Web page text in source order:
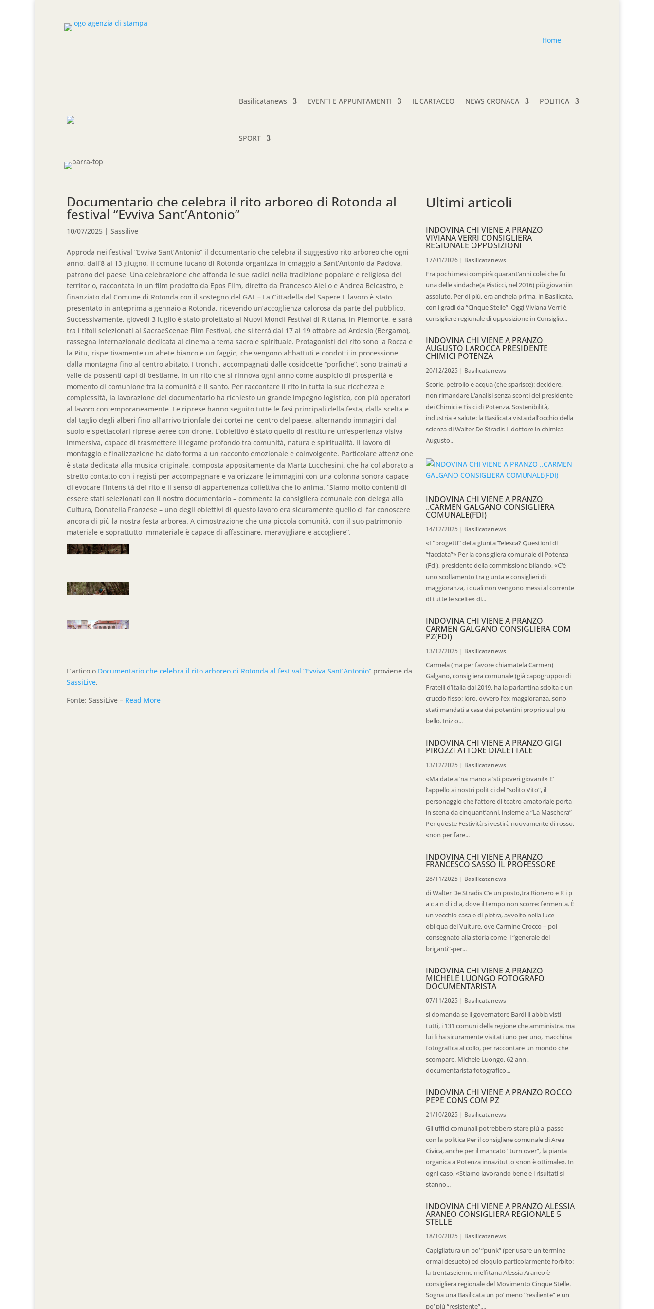
Home
Basilicatanews EVENTI E APPUNTAMENTI IL CARTACEO NEWS CRONACA POLITICA
SPORT
Documentario che celebra il rito arboreo di Rotonda al
festival “Evviva Sant’Antonio”
10/07/2025 | Sassilive
Approda nei festival “Evviva Sant’Antonio” il documentario che celebra il suggestivo rito arboreo che ogni
anno, dall’8 al 13 giugno, il comune lucano di Rotonda organizza in omaggio a Sant’Antonio da Padova,
patrono del paese. Una celebrazione che affonda le sue radici nella tradizione popolare e religiosa del
territorio, raccontata in un film prodotto da Epos Film, diretto da Francesco Aiello e Andrea Belcastro, e
finanziato dal Comune di Rotonda con il sostegno del GAL – La Cittadella del Sapere.Il lavoro è stato
presentato in anteprima a gennaio a Rotonda, ricevendo un’accoglienza calorosa da parte del pubblico.
Successivamente, giovedì 3 luglio è stato proiettato al Nuovi Mondi Festival di Rittana, in Piemonte, e sarà
tra i titoli selezionati al SacraeScenae Film Festival, che si terrà dal 17 al 19 ottobre ad Ardesio (Bergamo),
rassegna internazionale dedicata al cinema a tema sacro e spirituale. Protagonisti del rito sono la Rocca e
la Pitu, rispettivamente un abete bianco e un faggio, che vengono abbattuti e condotti in processione
dalla montagna fino al centro abitato. I tronchi, accompagnati dalle cosiddette “porfiche”, sono trainati a
valle da possenti capi di bestiame, in un rito che si rinnova ogni anno come auspicio di prosperità e
momento di comunione tra la comunità e il santo. Per raccontare il rito in tutta la sua ricchezza e
complessità, la lavorazione del documentario ha richiesto un grande impegno logistico, con più operatori
al lavoro contemporaneamente. Le riprese hanno seguito tutte le fasi principali della festa, dalla scelta e
dal taglio degli alberi fino all’arrivo trionfale dei cortei nel centro del paese, alternando immagini dal
suolo e spettacolari riprese aeree con drone. L’obiettivo è stato quello di restituire un’esperienza visiva
immersiva, capace di trasmettere il legame profondo tra comunità, natura e spiritualità. Il lavoro di
montaggio e finalizzazione ha dato forma a un racconto emozionale e coinvolgente. Particolare attenzione
è stata dedicata alla musica originale, composta appositamente da Marta Lucchesini, che ha collaborato a
stretto contatto con i registi per accompagnare e valorizzare le immagini con una colonna sonora capace
di evocare l’intensità del rito e il senso di appartenenza collettiva che lo anima. “Siamo molto contenti di
essere stati selezionati con il nostro documentario – commenta la consigliera comunale con delega alla
Cultura, Donatella Franzese – uno degli obiettivi di questo lavoro era sicuramente quello di far conoscere
ancora di più la nostra festa arborea. A dimostrazione che una piccola comunità, con il suo patrimonio
materiale e soprattutto immateriale è capace di affascinare, meravigliare e accogliere”.
L’articolo Documentario che celebra il rito arboreo di Rotonda al festival “Evviva Sant’Antonio” proviene da
SassiLive.
Fonte: SassiLive – Read More
Ultimi articoli
INDOVINA CHI VIENE A PRANZO
VIVIANA VERRI CONSIGLIERA
REGIONALE OPPOSIZIONI
17/01/2026 | Basilicatanews
Fra pochi mesi compirà quarant’anni colei che fu
una delle sindache(a Pisticci, nel 2016) più giovaniin
assoluto. Per di più, era anchela prima, in Basilicata,
con i gradi da “Cinque Stelle”. Oggi Viviana Verri è
consigliere regionale di opposizione in Consiglio...
INDOVINA CHI VIENE A PRANZO
AUGUSTO LAROCCA PRESIDENTE
CHIMICI POTENZA
20/12/2025 | Basilicatanews
Scorie, petrolio e acqua (che sparisce): decidere,
non rimandare L’analisi senza sconti del presidente
dei Chimici e Fisici di Potenza. Sostenibilità,
industria e salute: la Basilicata vista dall’occhio della
scienza di Walter De Stradis Il dottore in chimica
Augusto...
INDOVINA CHI VIENE A PRANZO
..CARMEN GALGANO CONSIGLIERA
COMUNALE(FDI)
14/12/2025 | Basilicatanews
«I “progetti” della giunta Telesca? Questioni di
“facciata”» Per la consigliera comunale di Potenza
(Fdi), presidente della commissione bilancio, «C’è
uno scollamento tra giunta e consiglieri di
maggioranza, i quali non vengono messi al corrente
di tutte le scelte» di...
INDOVINA CHI VIENE A PRANZO
CARMEN GALGANO CONSIGLIERA COM
PZ(FDI)
13/12/2025 | Basilicatanews
Carmela (ma per favore chiamatela Carmen)
Galgano, consigliera comunale (già capogruppo) di
Fratelli d’Italia dal 2019, ha la parlantina sciolta e un
cruccio fisso: loro, ovvero l’ex maggioranza, sono
stati mandati a casa dai potentini proprio sul più
bello. Inizio...
INDOVINA CHI VIENE A PRANZO GIGI
PIROZZI ATTORE DIALETTALE
13/12/2025 | Basilicatanews
«Ma datela ‘na mano a ‘sti poveri giovani!» E’
l’appello ai nostri politici del “solito Vito”, il
personaggio che l’attore di teatro amatoriale porta
in scena da cinquant’anni, insieme a “La Maschera”
Per queste Festività si vestirà nuovamente di rosso,
«non per fare...
INDOVINA CHI VIENE A PRANZO
FRANCESCO SASSO IL PROFESSORE
28/11/2025 | Basilicatanews
di Walter De Stradis C’è un posto,tra Rionero e R i p
a c a n d i d a, dove il tempo non scorre: fermenta. È
un vecchio casale di pietra, avvolto nella luce
obliqua del Vulture, ove Carmine Crocco – poi
consegnato alla storia come il “generale dei
briganti”-per...
INDOVINA CHI VIENE A PRANZO
MICHELE LUONGO FOTOGRAFO
DOCUMENTARISTA
07/11/2025 | Basilicatanews
si domanda se il governatore Bardi li abbia visti
tutti, i 131 comuni della regione che amministra, ma
lui li ha sicuramente visitati uno per uno, macchina
fotografica al collo, per raccontare un mondo che
scompare. Michele Luongo, 62 anni,
documentarista fotografico...
INDOVINA CHI VIENE A PRANZO ROCCO
PEPE CONS COM PZ
21/10/2025 | Basilicatanews
Gli uffici comunali potrebbero stare più al passo
con la politica Per il consigliere comunale di Area
Civica, anche per il mancato “turn over”, la pianta
organica a Potenza innazitutto «non è ottimale». In
ogni caso, «Stiamo lavorando bene e i risultati si
stanno...
INDOVINA CHI VIENE A PRANZO ALESSIA
ARANEO CONSIGLIERA REGIONALE 5
STELLE
18/10/2025 | Basilicatanews
Capigliatura un po’ “punk” (per usare un termine
ormai desueto) ed eloquio particolarmente forbito:
la trentaseienne melfitana Alessia Araneo è
consigliera regionale del Movimento Cinque Stelle.
Sogna una Basilicata un po’ meno “resiliente” e un
po’ più “resistente”....